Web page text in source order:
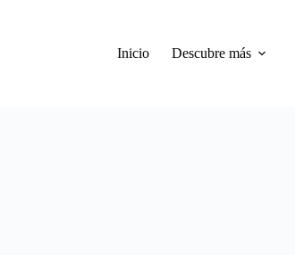
Inicio
Descubre más